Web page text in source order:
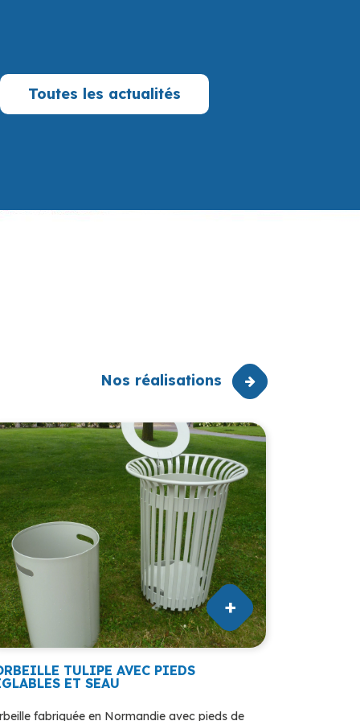
Toutes les actualités
Nos réalisations
TULIPE AVEC PIEDS
ET SEAU
fabriquée en Normandie avec pieds de